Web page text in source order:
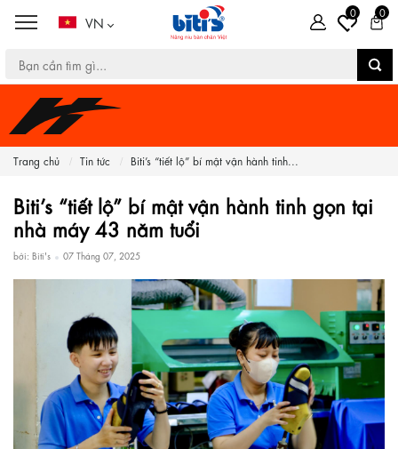
VN
0 0
Trang chủ Tin tức Biti’s “tiết lộ” bí mật vận hành tinh...
Biti’s “tiết lộ” bí mật vận hành tinh gọn tại
nhà máy 43 năm tuổi
bởi: Biti's 07 Tháng 07, 2025